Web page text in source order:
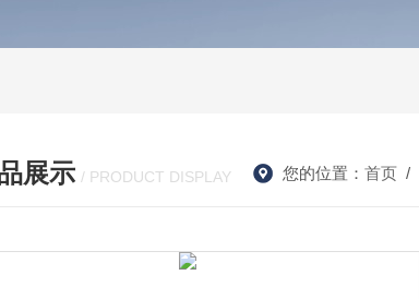
展示 / PRODUCT DISPLAY 您的位置： 首页/